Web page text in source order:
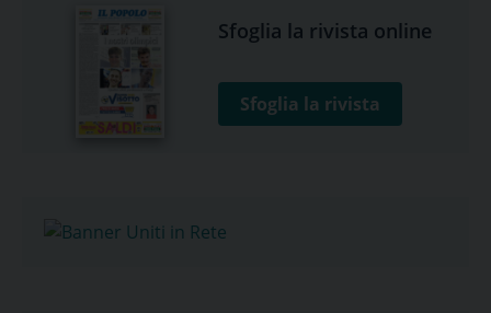
Sfoglia la rivista online
Sfoglia la rivista